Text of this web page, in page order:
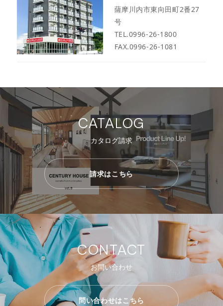
薩摩川内市東向田町2番27
号
TEL.0996-26-1800
FAX.0996-26-1081
CATALOG
カタログ請求
請求はこちら
CONTACT
お問い合わせ
問い合わせはこちら